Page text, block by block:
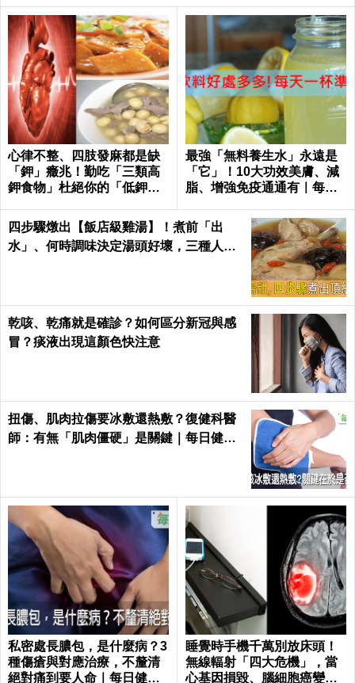
心律不整、四肢發麻都是缺
「鉀」癥兆！勤吃「三類高
鉀食物」杜絕你的「低鉀」
最強「無料養生水」永遠是
「它」！10大功效美膚、減
脂、增強免疫通通有｜每日
四步驟燉出【飯店級雞湯】！煮前「出
水」、何時調味決定湯頭好壞，三種人不
乾咳、乾痛就是確診？如何區分新冠與感
冒？痰液出現這顏色快注意
扭傷、肌肉拉傷要冰敷還熱敷？復健科醫
師：有無「肌肉僵硬」是關鍵｜每日健康
私密處長膿包，是什麼病？3
種傷瘡與對應治療，不釐清
絕對痛到要人命｜每日健康
睡覺時手機千萬別放床頭！
無線輻射「四大危機」，當
心基因損毀、腦細胞癌變！